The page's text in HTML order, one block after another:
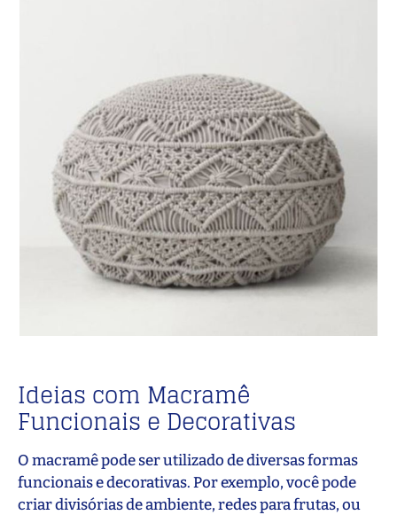
Ideias com Macramê
Funcionais e Decorativas
O macramê pode ser utilizado de diversas formas
funcionais e decorativas. Por exemplo, você pode
criar divisórias de ambiente, redes para frutas, ou